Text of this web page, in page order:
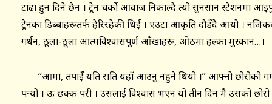
टाढा हुन दिने छैन । ट्रेन चर्को आवाज निकाल्दै त्यो सुनसान स्टेशनमा
ट्रेनका डिब्बाहरूतर्फ हेरिरहेकी थिई । एउटा आकृति दौडँदै आयो ।
गर्धन, ठूला-ठूला आत्मविश्वासपूर्ण आँखाहरू, ओठमा हल्का मुस्कान…।
“आमा, तपाईँ यति राति यहाँ आउनु नहुने थियो ।” आफ्नो छोरोको
पऱ्यो । ऊ छक्क परी । उसलाई विश्वास भएन यो तीन दिन मै उसको